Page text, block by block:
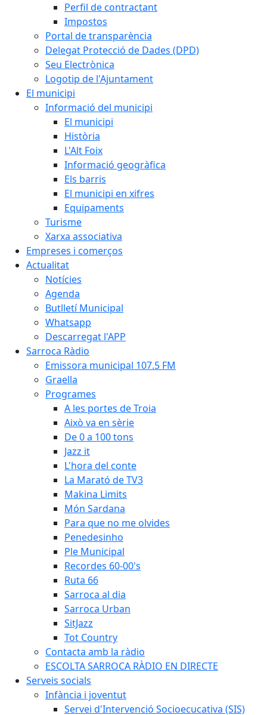
Perfil de contractant
Impostos
Portal de transparència
Delegat Protecció de Dades (DPD)
Seu Electrònica
Logotip de l'Ajuntament
El municipi
Informació del municipi
El municipi
Història
L'Alt Foix
Informació geogràfica
Els barris
El municipi en xifres
Equipaments
Turisme
Xarxa associativa
Empreses i comerços
Actualitat
Notícies
Agenda
Butlletí Municipal
Whatsapp
Descarregat l'APP
Sarroca Ràdio
Emissora municipal 107.5 FM
Graella
Programes
A les portes de Troia
Això va en sèrie
De 0 a 100 tons
Jazz it
L'hora del conte
La Marató de TV3
Makina Limits
Món Sardana
Para que no me olvides
Penedesinho
Ple Municipal
Recordes 60-00's
Ruta 66
Sarroca al dia
Sarroca Urban
SitJazz
Tot Country
Contacta amb la ràdio
ESCOLTA SARROCA RÀDIO EN DIRECTE
Serveis socials
Infància i joventut
Servei d'Intervenció Socioecucativa (SIS)